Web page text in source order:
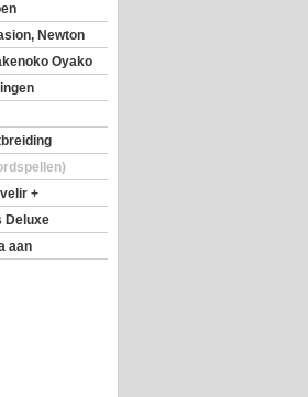
Newton
Oyako
+
Deluxe
aan